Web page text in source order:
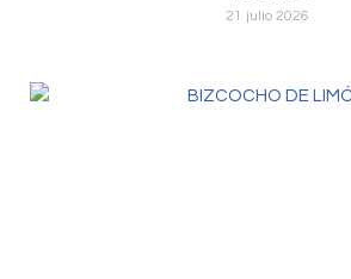
21 julio 2026